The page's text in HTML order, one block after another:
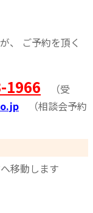
、
ご予約を頂く
1966 （受
（相談会予約
移動します